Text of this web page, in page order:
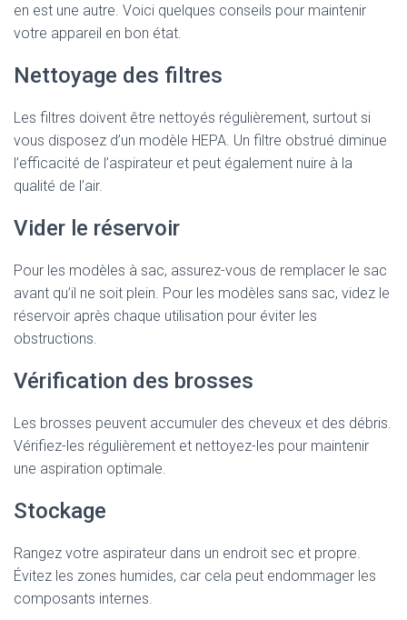
en est une autre. Voici quelques conseils pour maintenir
votre appareil en bon état.
Nettoyage des filtres
Les filtres doivent être nettoyés régulièrement, surtout si
vous disposez d’un modèle HEPA. Un filtre obstrué diminue
l’efficacité de l’aspirateur et peut également nuire à la
qualité de l’air.
Vider le réservoir
Pour les modèles à sac, assurez-vous de remplacer le sac
avant qu’il ne soit plein. Pour les modèles sans sac, videz le
réservoir après chaque utilisation pour éviter les
obstructions.
Vérification des brosses
Les brosses peuvent accumuler des cheveux et des débris.
Vérifiez-les régulièrement et nettoyez-les pour maintenir
une aspiration optimale.
Stockage
Rangez votre aspirateur dans un endroit sec et propre.
Évitez les zones humides, car cela peut endommager les
composants internes.